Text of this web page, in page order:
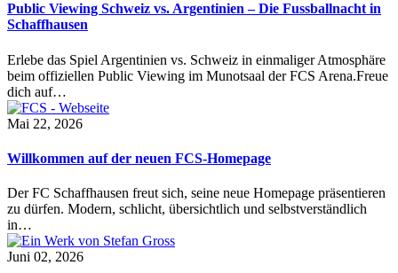
Public Viewing Schweiz vs. Argentinien – Die Fussballnacht in
Schaffhausen
Erlebe das Spiel Argentinien vs. Schweiz in einmaliger Atmosphäre
beim offiziellen Public Viewing im Munotsaal der FCS Arena.Freue
dich auf…
Mai 22, 2026
Willkommen auf der neuen FCS-Homepage
Der FC Schaffhausen freut sich, seine neue Homepage präsentieren
zu dürfen. Modern, schlicht, übersichtlich und selbstverständlich
in…
Juni 02, 2026